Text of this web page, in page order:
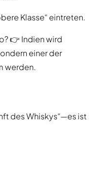
Klasse“ eintreten.
👉 Indien wird
einer der
werden.
des Whiskys“—es ist